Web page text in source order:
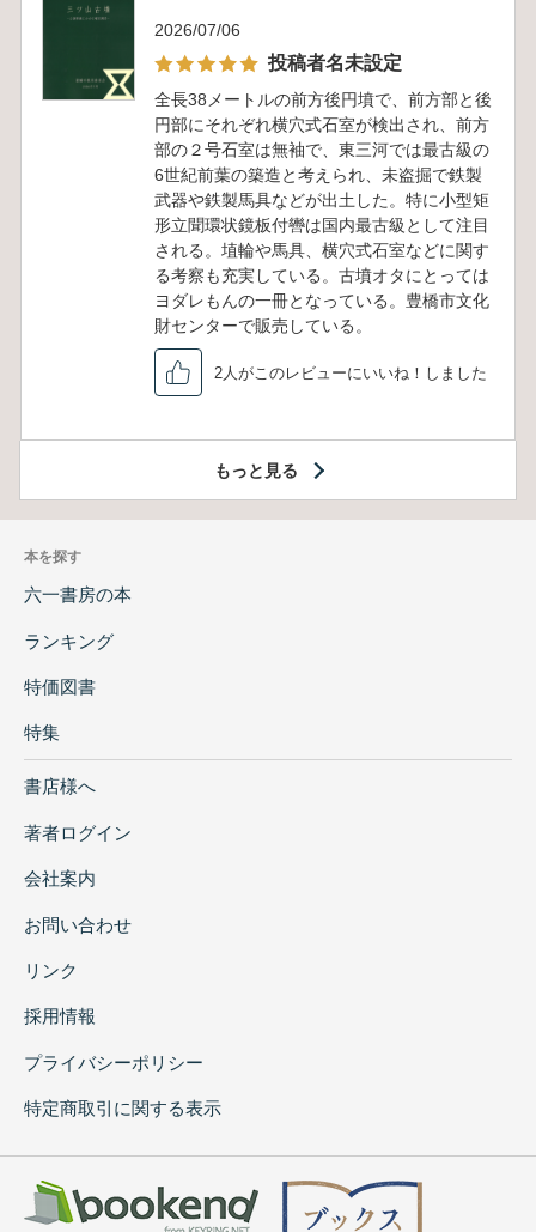
2026/07/06
投稿者名未設定
全長38メートルの前方後円墳で、前方部と後
円部にそれぞれ横穴式石室が検出され、前方
部の２号石室は無袖で、東三河では最古級の
6世紀前葉の築造と考えられ、未盗掘で鉄製
武器や鉄製馬具などが出土した。特に小型矩
形立聞環状鏡板付轡は国内最古級として注目
される。埴輪や馬具、横穴式石室などに関す
る考察も充実している。古墳オタにとっては
ヨダレもんの一冊となっている。豊橋市文化
財センターで販売している。
2人がこのレビューにいいね！しました
もっと見る
本を探す
六一書房の本
ランキング
特価図書
特集
書店様へ
著者ログイン
会社案内
お問い合わせ
リンク
採用情報
プライバシーポリシー
特定商取引に関する表示